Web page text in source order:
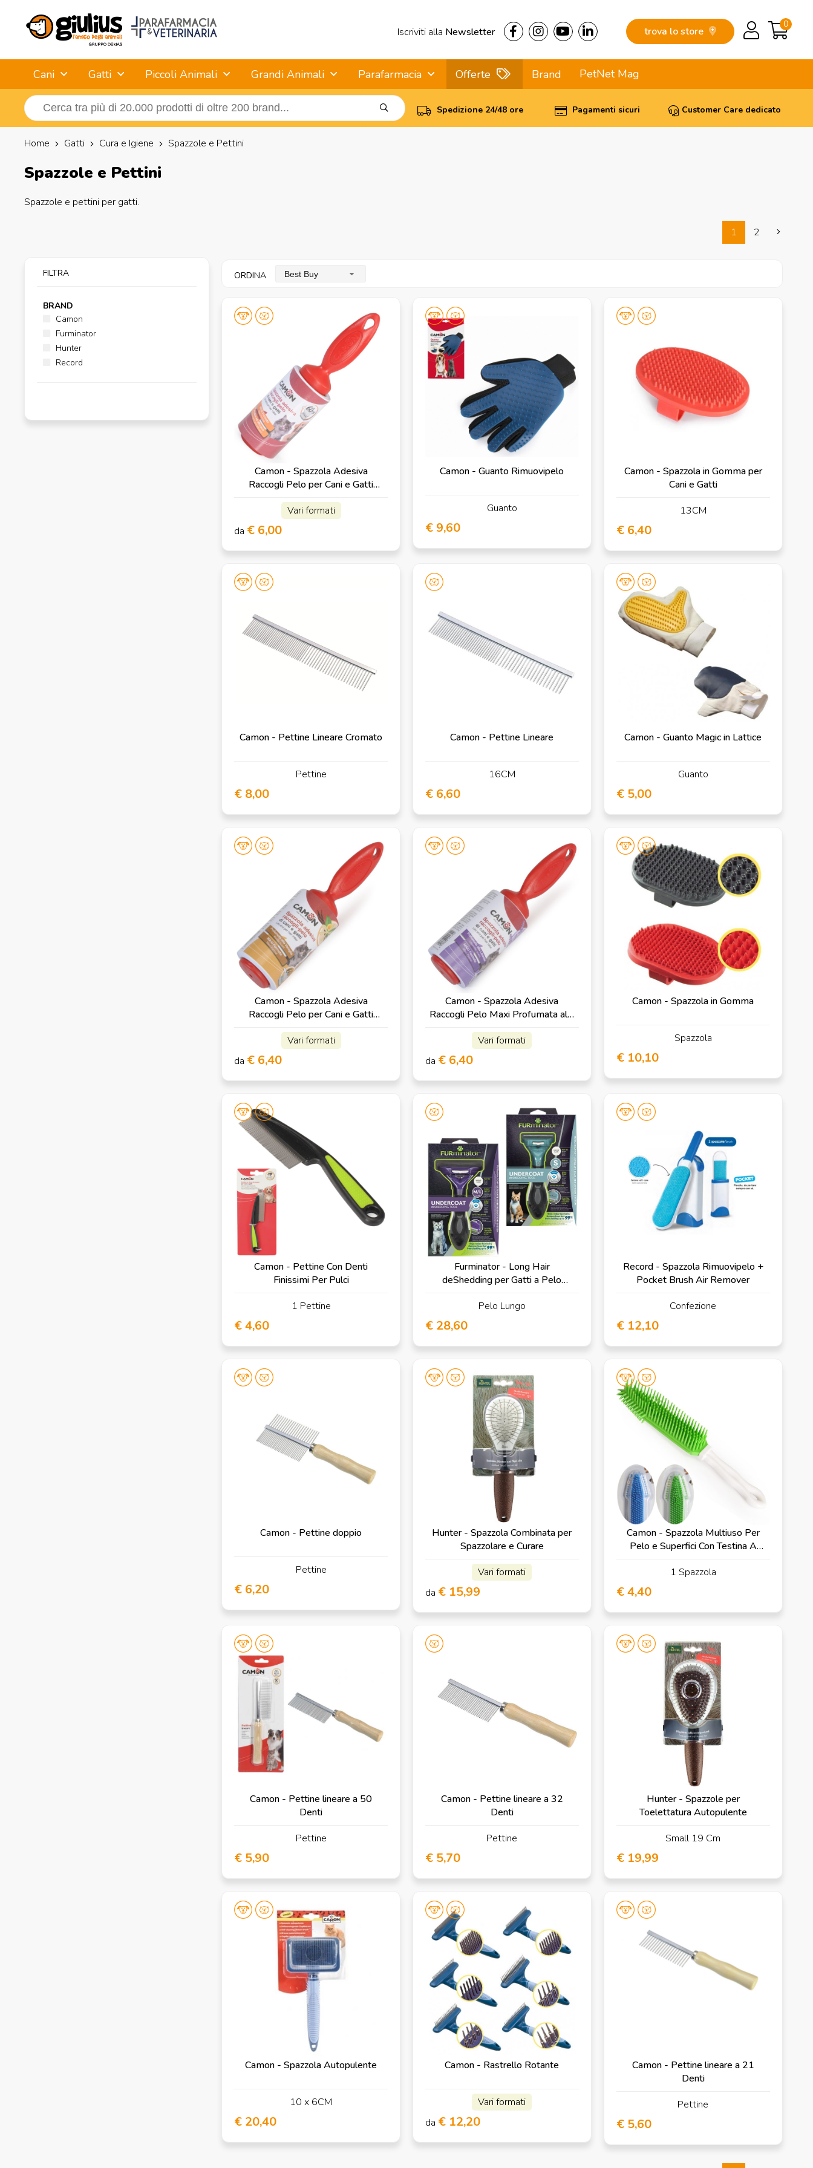
Iscriviti alla Newsletter trova lo store
0
Cani Gatti Piccoli Animali Grandi Animali Parafarmacia Offerte Brand PetNet Mag
Spedizione 24/48 ore Pagamenti sicuri Customer Care dedicato
Home Gatti Cura e Igiene Spazzole e Pettini
Spazzole e Pettini
Spazzole e pettini per gatti.
FILTRA
BRAND
Camon
Furminator
Hunter
Record
1 2
ORDINA Best Buy
Camon - Spazzola Adesiva
Raccogli Pelo per Cani e Gatti
Vari formati
da € 6,00
Camon - Guanto Rimuovipelo
Guanto
€ 9,60
Camon - Spazzola in Gomma per
Cani e Gatti
13CM
€ 6,40
Camon - Pettine Lineare Cromato
Pettine
€ 8,00
Camon - Pettine Lineare
16CM
€ 6,60
Camon - Guanto Magic in Lattice
Guanto
€ 5,00
Camon - Spazzola Adesiva
Raccogli Pelo per Cani e Gatti
Vari formati
da € 6,40
Camon - Spazzola Adesiva
Raccogli Pelo Maxi Profumata alla
Vari formati
da € 6,40
Camon - Spazzola in Gomma
Spazzola
€ 10,10
Camon - Pettine Con Denti
Finissimi Per Pulci
1 Pettine
€ 4,60
Furminator - Long Hair
deShedding per Gatti a Pelo
Pelo Lungo
€ 28,60
Record - Spazzola Rimuovipelo +
Pocket Brush Air Remover
Confezione
€ 12,10
Camon - Pettine doppio
Pettine
€ 6,20
Hunter - Spazzola Combinata per
Spazzolare e Curare
Vari formati
da € 15,99
Camon - Spazzola Multiuso Per
Pelo e Superfici Con Testina A
1 Spazzola
€ 4,40
Camon - Pettine lineare a 50
Denti
Pettine
€ 5,90
Camon - Pettine lineare a 32
Denti
Pettine
€ 5,70
Hunter - Spazzole per
Toelettatura Autopulente
Small 19 Cm
€ 19,99
Camon - Spazzola Autopulente
10 x 6CM
€ 20,40
Camon - Rastrello Rotante
Vari formati
da € 12,20
Camon - Pettine lineare a 21
Denti
Pettine
€ 5,60